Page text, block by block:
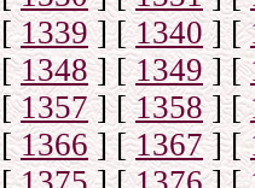
[1339] [1340] [
[1348] [1349] [
[1357] [1358] [
[1366] [1367] [